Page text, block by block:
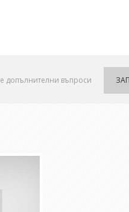
допълнителни въпроси